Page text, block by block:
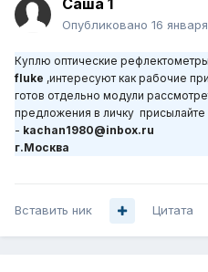
Саша 1
Опубликовано 16
Куплю оптические рефлектометры
fluke ,интересуют как рабочие
готов отдельно модули
предложения в личку присылайте
- kachan1980@inbox.ru
г.Москва
Вставить ник Цитата